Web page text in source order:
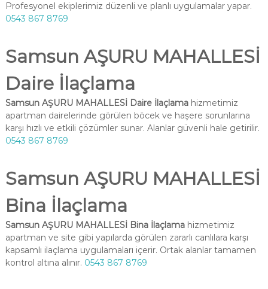
Profesyonel ekiplerimiz düzenli ve planlı uygulamalar yapar.
0543 867 8769
Samsun AŞURU MAHALLESİ
Daire İlaçlama
Samsun AŞURU MAHALLESİ Daire İlaçlamahizmetimiz
apartman dairelerinde görülen böcek ve haşere sorunlarına
karşı hızlı ve etkili çözümler sunar. Alanlar güvenli hale getirilir.
0543 867 8769
Samsun AŞURU MAHALLESİ
Bina İlaçlama
Samsun AŞURU MAHALLESİ Bina İlaçlamahizmetimiz
apartman ve site gibi yapılarda görülen zararlı canlılara karşı
kapsamlı ilaçlama uygulamaları içerir. Ortak alanlar tamamen
kontrol altına alınır. 0543 867 8769